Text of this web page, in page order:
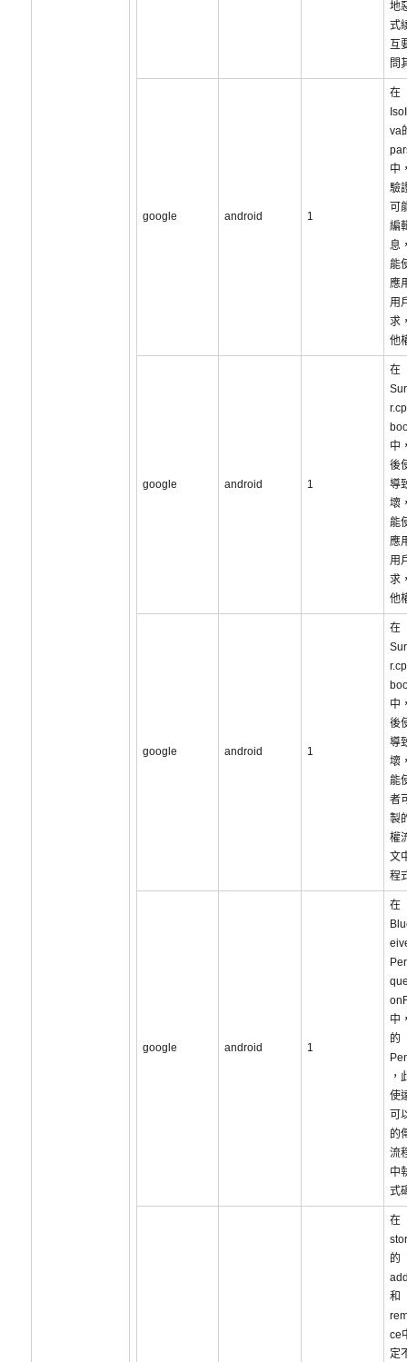
地
式
互
問
google android 1
在
va
中
驗
可
編
息
能
應
用
求
他
google android 1
在
中
後
導
壞
能
應
用
求
他
google android 1
在
中
後
導
壞
能
者
製
權
文
程
google android 1
在
中
的
，
使
可
的
流
中
式
在
的
和
ce
定